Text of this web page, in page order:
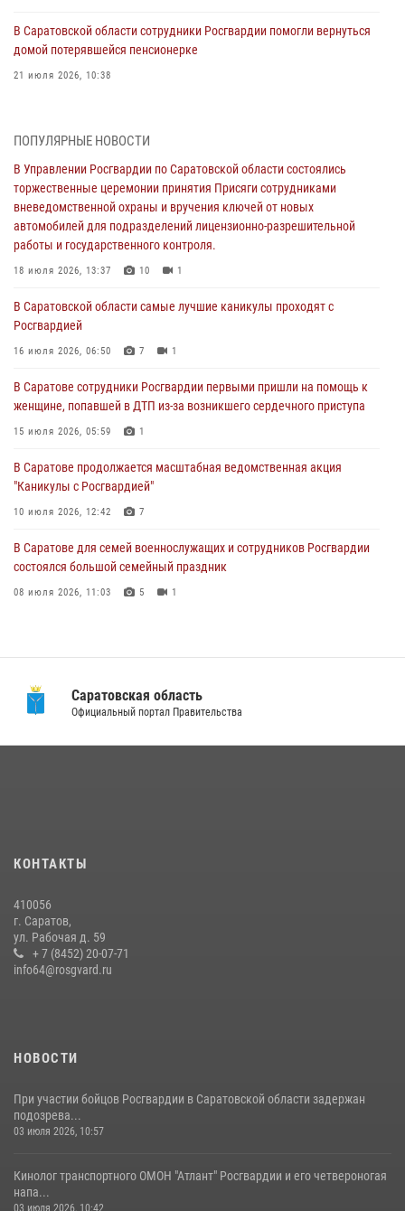
В Саратовской области сотрудники Росгвардии помогли вернуться
домой потерявшейся пенсионерке
21 июля 2026, 10:38
вневедомственной охраны и вручения ключей от новых
автомобилей для подразделений лицензионно-разрешительной
работы и государственного контроля.
18 июля 2026, 13:37 10 1
В Саратовской области самые лучшие каникулы проходят с
Росгвардией
В Саратове сотрудники Росгвардии первыми пришли на помощь к
женщине, попавшей в ДТП из-за возникшего сердечного приступа
В Саратове продолжается масштабная ведомственная акция
"Каникулы с Росгвардией"
В Саратовской области при содействии спецназа Росгвардии
задержан подозреваемый в незаконном обороте наркотиков
ПОПУЛЯРНЫЕ НОВОСТИ
В Управлении Росгвардии по Саратовской области состоялись
торжественные церемонии принятия Присяги сотрудниками
вневедомственной охраны и вручения ключей от новых
автомобилей для подразделений лицензионно-разрешительной
работы и государственного контроля.
18 июля 2026, 13:37 10 1
В Саратовской области самые лучшие каникулы проходят с
Росгвардией
16 июля 2026, 06:50 7 1
В Саратове сотрудники Росгвардии первыми пришли на помощь к
женщине, попавшей в ДТП из-за возникшего сердечного приступа
15 июля 2026, 05:59 1
В Саратове продолжается масштабная ведомственная акция
"Каникулы с Росгвардией"
10 июля 2026, 12:42 7
В Саратове для семей военнослужащих и сотрудников Росгвардии
состоялся большой семейный праздник
08 июля 2026, 11:03 5 1
29 июля 2026, 13:30 8 1
домой потерявшейся пенсионерке
Росгвардии состоялся праздничный молебен, посвященный Дню
Крещения Руси
28 июля 2026, 13:25
05 августа 2026, 12:55
Саратовская область
Официальный портал Правительства
КОНТАКТЫ
410056
г. Саратов,
ул. Рабочая д. 59
+ 7 (8452) 20-07-71
info64@rosgvard.ru
НОВОСТИ
При участии бойцов Росгвардии в Саратовской области задержан
подозрева...
03 июля 2026, 10:57
Кинолог транспортного ОМОН "Атлант" Росгвардии и его четвероногая
напа...
03 июля 2026, 10:42